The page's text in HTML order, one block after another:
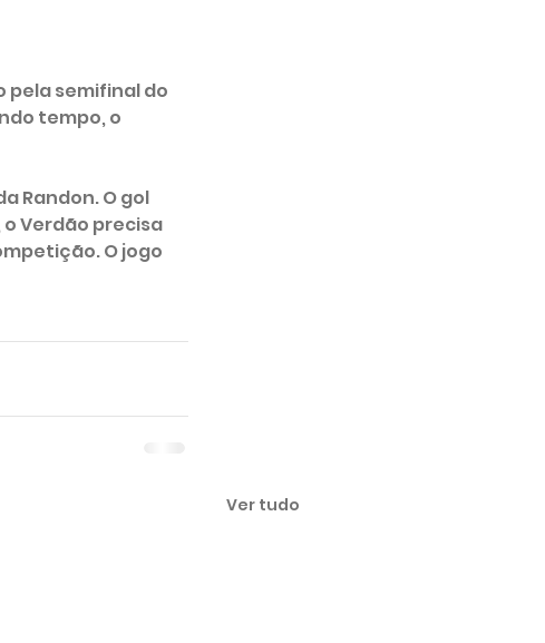
pela semifinal do
tempo, o
Randon. O gol
Verdão precisa
O jogo
Ver tudo